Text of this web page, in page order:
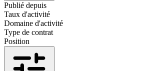
Publié depuis
Taux d'activité
Domaine d'activité
Type de contrat
Position